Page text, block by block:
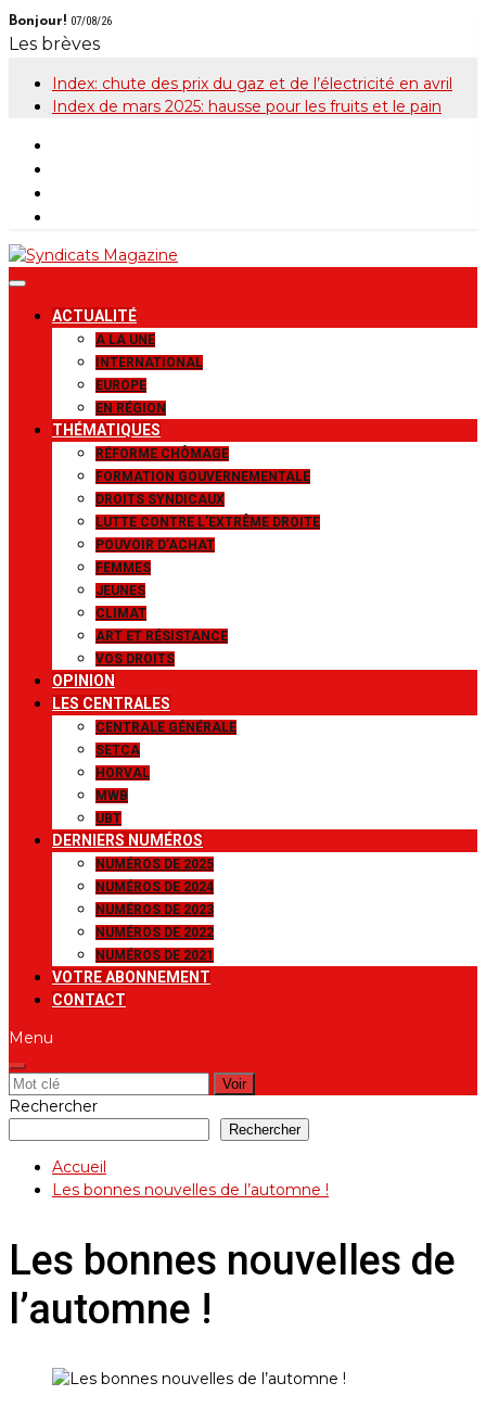
Skip
to
Bonjour! 07/08/26
Les brèves
Index: chute des prix du gaz et de l’électricité en avril
Index de mars 2025: hausse pour les fruits et le pain
Syndicats
Magazine
Le magazine de la FGTB
ACTUALITÉ
A LA UNE
INTERNATIONAL
EUROPE
EN RÉGION
THÉMATIQUES
RÉFORME CHÔMAGE
FORMATION GOUVERNEMENTALE
DROITS SYNDICAUX
LUTTE CONTRE L’EXTRÊME DROITE
POUVOIR D’ACHAT
FEMMES
JEUNES
CLIMAT
ART ET RÉSISTANCE
VOS DROITS
OPINION
LES CENTRALES
CENTRALE GÉNÉRALE
SETCA
HORVAL
MWB
UBT
DERNIERS NUMÉROS
NUMÉROS DE 2025
NUMÉROS DE 2024
NUMÉROS DE 2023
NUMÉROS DE 2022
NUMÉROS DE 2021
VOTRE ABONNEMENT
CONTACT
Menu
Rechercher:
Rechercher
Rechercher
Accueil
Les bonnes nouvelles de l’automne !
Les bonnes nouvelles de
l’automne !